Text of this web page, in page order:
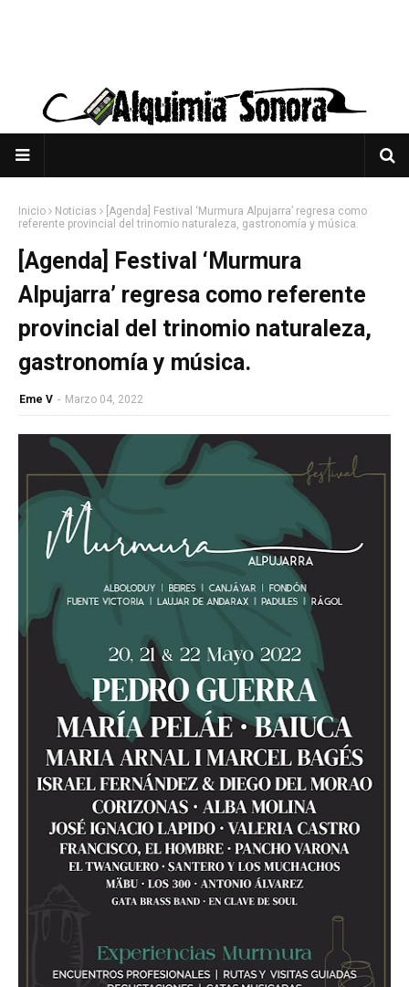
Inicio Noticias
[Agenda] Festival ‘Murmura Alpujarra’ regresa como
referente provincial del trinomio naturaleza, gastronomía y música.
[Agenda] Festival ‘Murmura
Alpujarra’ regresa como referente
provincial del trinomio naturaleza,
gastronomía y música.
Eme V - Marzo 04, 2022